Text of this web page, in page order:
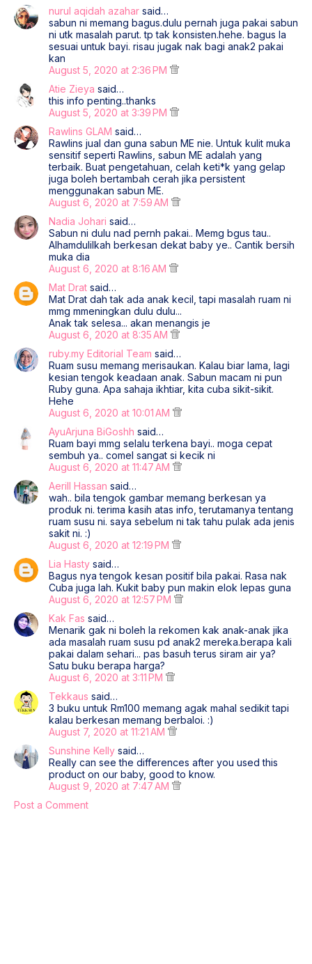
nurul aqidah azahar said…
sabun ni memang bagus.dulu pernah juga pakai sabun
ni utk masalah parut. tp tak konsisten.hehe. bagus la
sesuai untuk bayi. risau jugak nak bagi anak2 pakai
kan
August 5, 2020 at 2:36 PM
Atie Zieya said…
this info penting..thanks
August 5, 2020 at 3:39 PM
Rawlins GLAM said…
Rawlins jual dan guna sabun ME nie. Untuk kulit muka
sensitif seperti Rawlins, sabun ME adalah yang
terbaik. Buat pengetahuan, celah keti*k yang gelap
juga boleh bertambah cerah jika persistent
menggunakan sabun ME.
August 6, 2020 at 7:59 AM
Nadia Johari said…
Sabun ni dulu nad pernh pakai.. Memg bgus tau..
Alhamdulilkah berkesan dekat baby ye.. Cantik bersih
muka dia
August 6, 2020 at 8:16 AM
Mat Drat said…
Mat Drat dah tak ada anak kecil, tapi masalah ruam ni
mmg mmeningkan dulu dulu...
Anak tak selesa... akan menangis je
August 6, 2020 at 8:35 AM
ruby.my Editorial Team said…
Ruam susu memang merisaukan. Kalau biar lama, lagi
kesian tengok keadaan anak. Sabun macam ni pun
Ruby guna. Apa sahaja ikhtiar, kita cuba sikit-sikit.
Hehe
August 6, 2020 at 10:01 AM
AyuArjuna BiGoshh said…
Ruam bayi mmg selalu terkena bayi.. moga cepat
sembuh ya.. comel sangat si kecik ni
August 6, 2020 at 11:47 AM
Aerill Hassan said…
wah.. bila tengok gambar memang berkesan ya
produk ni. terima kasih atas info, terutamanya tentang
ruam susu ni. saya sebelum ni tak tahu pulak ada jenis
sakit ni. :)
August 6, 2020 at 12:19 PM
Lia Hasty said…
Bagus nya tengok kesan positif bila pakai. Rasa nak
Cuba juga lah. Kukit baby pun makin elok lepas guna
August 6, 2020 at 12:57 PM
Kak Fas said…
Menarik gak ni boleh la rekomen kak anak-anak jika
ada masalah ruam susu pd anak2 mereka.berapa kali
pakai dalam sehari... pas basuh terus siram air ya?
Satu buku berapa harga?
August 6, 2020 at 3:11 PM
Tekkaus said…
3 buku untuk Rm100 memang agak mahal sedikit tapi
kalau berkesan memang berbaloi. :)
August 7, 2020 at 11:21 AM
Sunshine Kelly said…
Really can see the differences after you used this
product on our baby, good to know.
August 9, 2020 at 7:47 AM
Post a Comment